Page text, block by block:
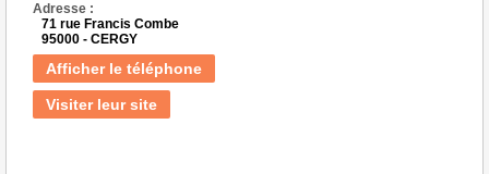
Adresse :
71 rue Francis Combe
95000 - CERGY
Afficher le téléphone
Visiter leur site